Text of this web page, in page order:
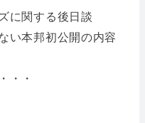
に関する後日談
い本邦初公開の内容
・・